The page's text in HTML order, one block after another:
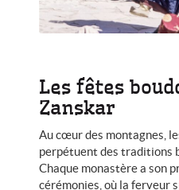
Les fêtes
Zanskar
Au cœur des montagnes,
perpétuent des traditions
Chaque monastère a son
cérémonies, où la ferveur